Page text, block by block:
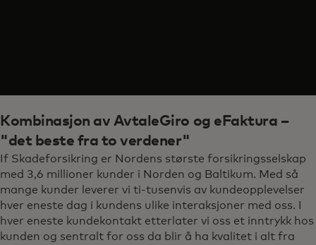
Kombinasjon av AvtaleGiro og eFaktura –
"det beste fra to verdener"
If Skadeforsikring er Nordens største forsikringsselskap
med 3,6 millioner kunder i Norden og Baltikum. Med så
mange kunder leverer vi ti-tusenvis av kundeopplevelser
hver eneste dag i kundens ulike interaksjoner med oss. I
hver eneste kundekontakt etterlater vi oss et inntrykk hos
kunden og sentralt for oss da blir å ha kvalitet i alt fra